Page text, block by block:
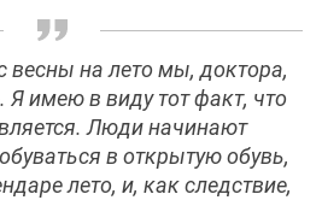
весны на лето мы, доктора,
Я имею в виду тот факт, что
Люди начинают
в открытую обувь,
лето, и, как следствие,